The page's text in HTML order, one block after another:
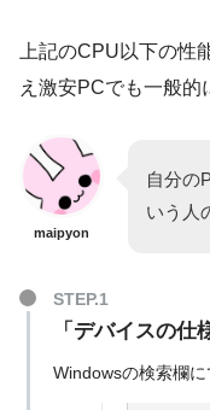
上記のCPU以下の性
え激安PCでも一般的
maipyon
自分の
いう人
「デバイスの仕
Windowsの検索欄に